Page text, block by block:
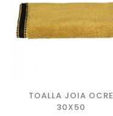
TOALLA JOIA OCRE
30X50